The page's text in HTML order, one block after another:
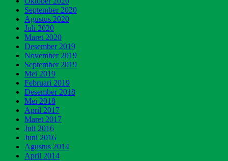
September 2020
Agustus 2020
Juli 2020
Maret 2020
Desember 2019
November 2019
September 2019
Mei 2019
Februari 2019
Desember 2018
Mei 2018
April 2017
Maret 2017
Juli 2016
Juni 2016
Agustus 2014
April 2014